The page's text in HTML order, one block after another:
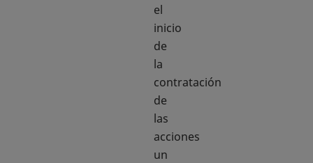
el
inicio
de
la
contratación
de
las
acciones
un